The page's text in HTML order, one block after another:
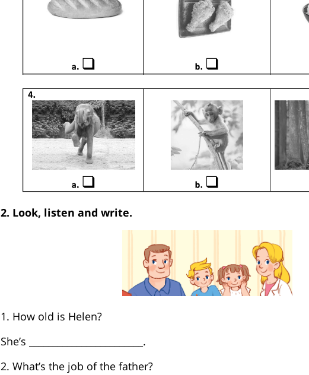
2. Look, listen and write.
1. How old is Helen?
She’s ________________________.
2. What’s the job of the father?